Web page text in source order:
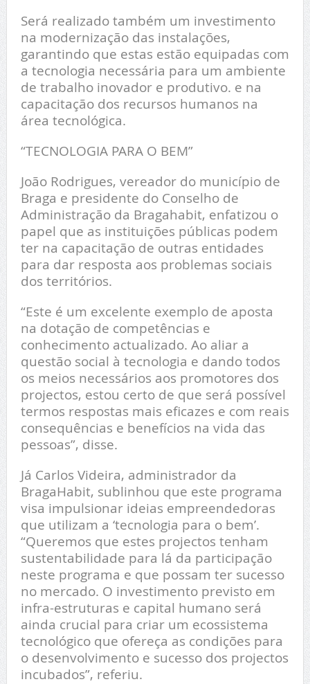
Será realizado também um investimento
na modernização das instalações,
garantindo que estas estão equipadas com
a tecnologia necessária para um ambiente
de trabalho inovador e produtivo. e na
capacitação dos recursos humanos na
área tecnológica.
“TECNOLOGIA PARA O BEM”
João Rodrigues, vereador do município de
Braga e presidente do Conselho de
Administração da Bragahabit, enfatizou o
papel que as instituições públicas podem
ter na capacitação de outras entidades
para dar resposta aos problemas sociais
dos territórios.
“Este é um excelente exemplo de aposta
na dotação de competências e
conhecimento actualizado. Ao aliar a
questão social à tecnologia e dando todos
os meios necessários aos promotores dos
projectos, estou certo de que será possível
termos respostas mais eficazes e com reais
consequências e benefícios na vida das
pessoas”, disse.
Já Carlos Videira, administrador da
BragaHabit, sublinhou que este programa
visa impulsionar ideias empreendedoras
que utilizam a ‘tecnologia para o bem’.
“Queremos que estes projectos tenham
sustentabilidade para lá da participação
neste programa e que possam ter sucesso
no mercado. O investimento previsto em
infra-estruturas e capital humano será
ainda crucial para criar um ecossistema
tecnológico que ofereça as condições para
o desenvolvimento e sucesso dos projectos
incubados”, referiu.